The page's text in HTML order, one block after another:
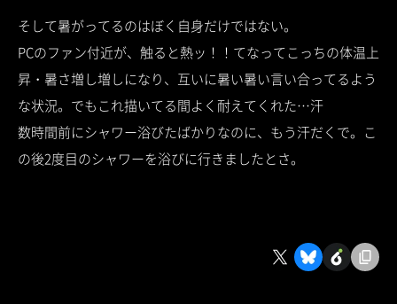
そして暑がってるのはぼく自身だけではない。
PCのファン付近が、触ると熱ッ！！てなってこっちの体温上
昇・暑さ増し増しになり、互いに暑い暑い言い合ってるよう
な状況。でもこれ描いてる間よく耐えてくれた…汗
数時間前にシャワー浴びたばかりなのに、もう汗だくで。こ
の後2度目のシャワーを浴びに行きましたとさ。